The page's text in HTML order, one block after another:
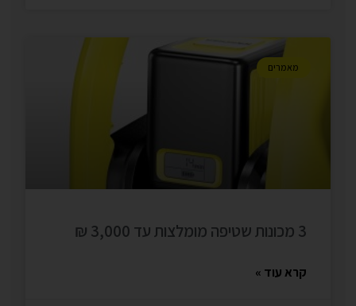
מאמרים
3 מכונות שטיפה מומלצות עד 3,000 ₪
קרא עוד »